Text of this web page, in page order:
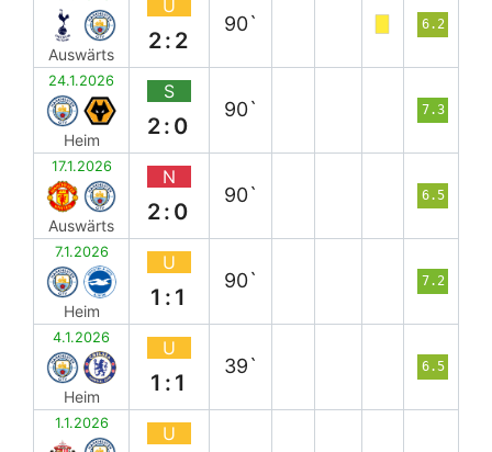
Auswärts
U
2:2
90` 6.2
24.1.2026
Heim
S
2:0
90` 7.3
17.1.2026
Auswärts
N
2:0
90` 6.5
7.1.2026
Heim
U
1:1
90` 7.2
4.1.2026
Heim
U
1:1
39` 6.5
1.1.2026 U